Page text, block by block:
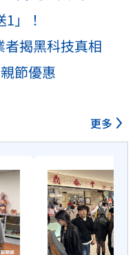
」！
揭黑科技真相
節優惠
更多